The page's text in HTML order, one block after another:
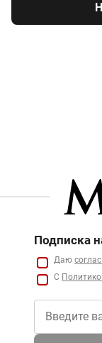
Подписка
Даю
С